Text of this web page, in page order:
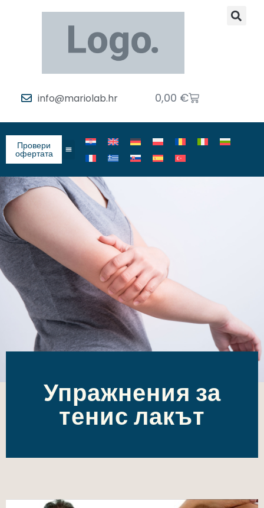
info@mariolab.hr 0,00 €
Провери
офертата
Упражнения за
тенис лакът